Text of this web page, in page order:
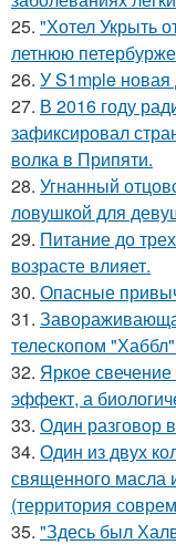
25. "Хотел Укрыть
летнюю
26. У S1mple
27. В 2016 году
зафиксировал
волка в Припяти.
28. Угнанный
ловушкой для
29. Питание до
возрасте влияет.
30. Опасные
31.
телескопом
32. Яркое
эффект, а
33. Один разговoр
34. Один из двух
священного масла
(территория
35. "Здесь был